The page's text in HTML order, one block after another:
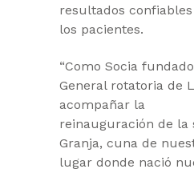
resultados
los pacientes.
“Como Socia
General rotatoria de
acompañar la
reinauguración de la
Granja, cuna de
lugar donde nació